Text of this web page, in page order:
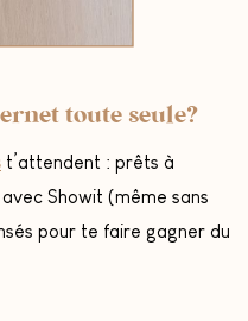
toute seule?
t’attendent : prêts à
avec Showit (même sans
pour te faire gagner du